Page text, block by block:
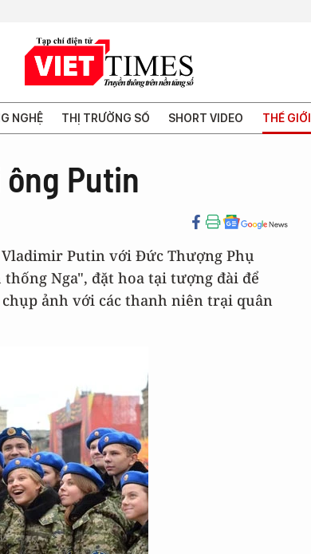
NGHỆ THỊ TRƯỜNG SỐ SHORT VIDEO THẾ GIỚI
Putin
Putin với Đức Thượng Phụ
Nga", đặt hoa tại tượng đài để
ảnh với các thanh niên trại quân